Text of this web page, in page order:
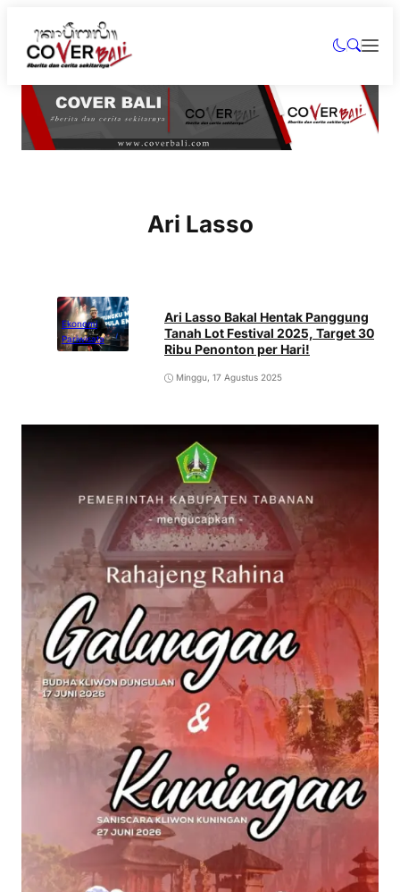
Ari Lasso
Ekonomi
Pariwisata
Ari Lasso Bakal Hentak Panggung
Tanah Lot Festival 2025, Target 30
Ribu Penonton per Hari!
Minggu, 17 Agustus 2025